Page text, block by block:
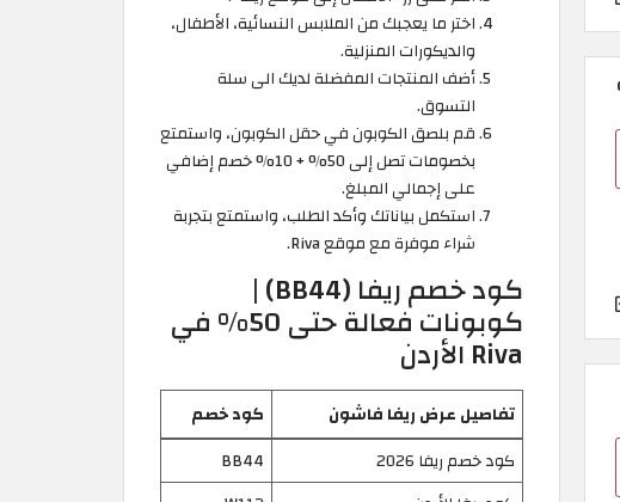
اختر ما يعجبك من الملابس النسائية، الأطفال،
والديكورات المنزلية.
أضف المنتجات المفضلة لديك الى سلة
التسوق.
قم بلصق الكوبون في حقل الكوبون، واستمتع
بخصومات تصل إلى 50% + 10% خصم إضافي
على إجمالي المبلغ.
استكمل بياناتك وأكد الطلب، واستمتع بتجربة
شراء موفرة مع موقع Riva.
كود خصم ريفا (BB44) |
كوبونات فعالة حتى 50% في
Riva الأردن
تفاصيل عرض ريفا فاشون
كود خصم
كود خصم ريفا 2026
BB44